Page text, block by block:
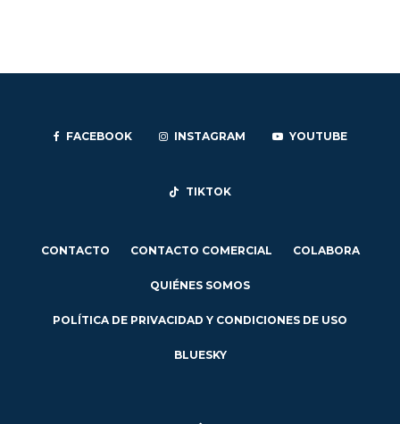
FACEBOOK INSTAGRAM YOUTUBE
TIKTOK
CONTACTO CONTACTO COMERCIAL COLABORA
QUIÉNES SOMOS
POLÍTICA DE PRIVACIDAD Y CONDICIONES DE USO
BLUESKY